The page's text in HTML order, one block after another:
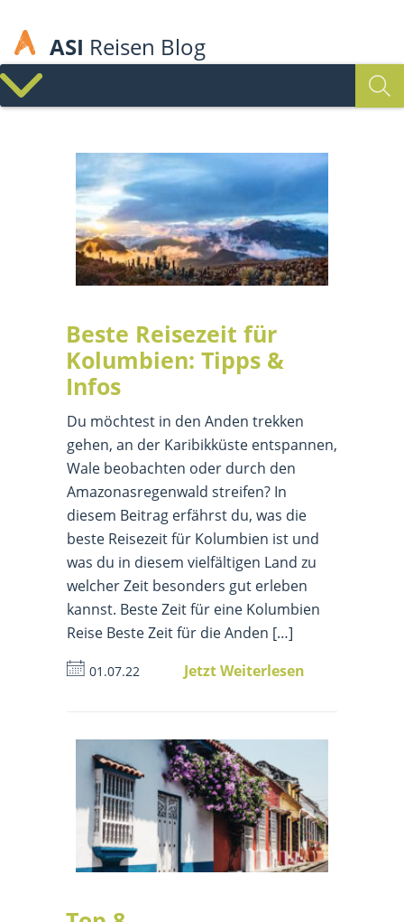
ASI Reisen Blog
Beste Reisezeit für
Kolumbien: Tipps &
Infos
Du möchtest in den Anden trekken
gehen, an der Karibikküste entspannen,
Wale beobachten oder durch den
Amazonasregenwald streifen? In
diesem Beitrag erfährst du, was die
beste Reisezeit für Kolumbien ist und
was du in diesem vielfältigen Land zu
welcher Zeit besonders gut erleben
kannst. Beste Zeit für eine Kolumbien
Reise Beste Zeit für die Anden […]
01.07.22 Jetzt Weiterlesen